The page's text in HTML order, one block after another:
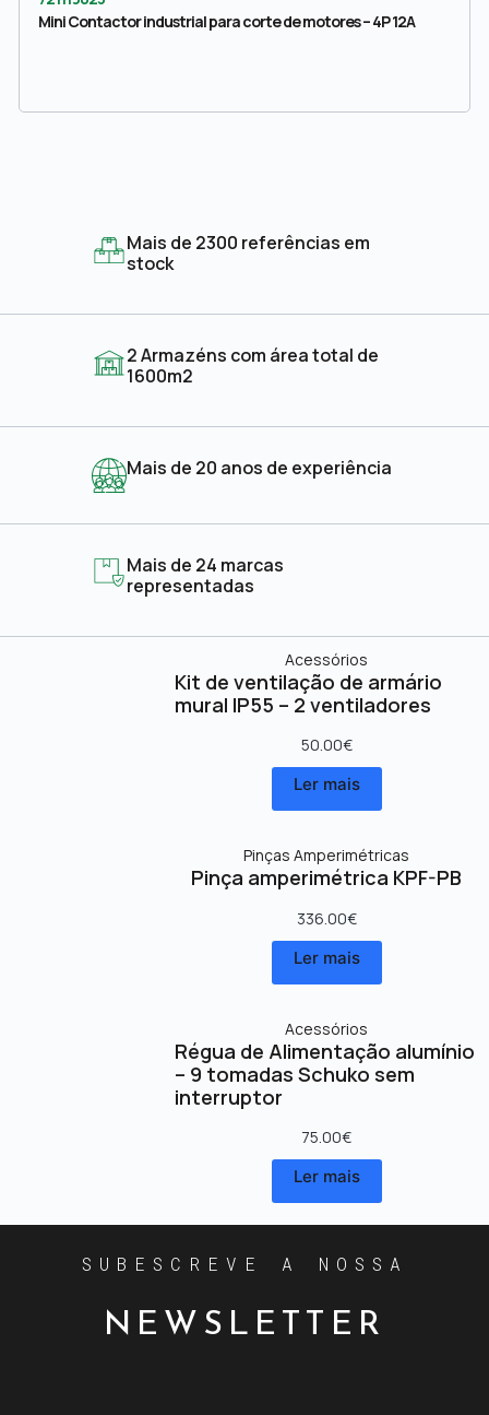
Mini Contactor industrial para corte de motores – 4P 12A
Mais de 2300 referências em
stock
2 Armazéns com área total de
1600m2
Mais de 20 anos de experiência
Mais de 24 marcas
representadas
Acessórios
Kit de ventilação de armário
mural IP55 – 2 ventiladores
50.00€
Ler mais
Pinças Amperimétricas
Pinça amperimétrica KPF-PB
336.00€
Ler mais
Acessórios
Régua de Alimentação alumínio
– 9 tomadas Schuko sem
interruptor
75.00€
Ler mais
SUBESCREVE A NOSSA
NEWSLETTER